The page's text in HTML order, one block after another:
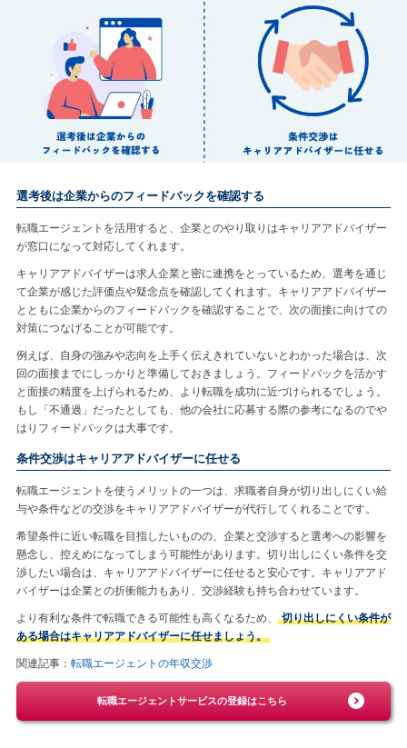
選考後は企業からのフィードバックを確認する
転職エージェントを活用すると、企業とのやり取りはキャリアアドバイザー
が窓口になって対応してくれます。
キャリアアドバイザーは求人企業と密に連携をとっているため、選考を通じ
て企業が感じた評価点や疑念点を確認してくれます。キャリアアドバイザー
とともに企業からのフィードバックを確認することで、次の面接に向けての
対策につなげることが可能です。
例えば、自身の強みや志向を上手く伝えきれていないとわかった場合は、次
回の面接までにしっかりと準備しておきましょう。フィードバックを活かす
と面接の精度を上げられるため、より転職を成功に近づけられるでしょう。
もし「不通過」だったとしても、他の会社に応募する際の参考になるのでや
はりフィードバックは大事です。
条件交渉はキャリアアドバイザーに任せる
転職エージェントを使うメリットの一つは、求職者自身が切り出しにくい給
与や条件などの交渉をキャリアアドバイザーが代行してくれることです。
希望条件に近い転職を目指したいものの、企業と交渉すると選考への影響を
懸念し、控えめになってしまう可能性があります。切り出しにくい条件を交
渉したい場合は、キャリアアドバイザーに任せると安心です。キャリアアド
バイザーは企業との折衝能力もあり、交渉経験も持ち合わせています。
より有利な条件で転職できる可能性も高くなるため、
切り出しにくい条件が
ある場合はキャリアアドバイザーに任せましょう。
関連記事： 転職エージェントの年収交渉
転職エージェントサービスの登録はこちら